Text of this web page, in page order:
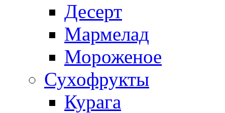
Десерт
Мармелад
Мороженое
Сухофрукты
Курага